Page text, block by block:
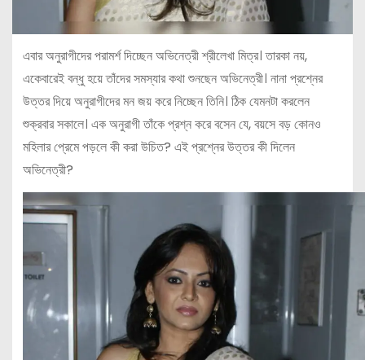
এবার অনুরাগীদের পরামর্শ দিচ্ছেন অভিনেত্রী শ্রীলেখা মিত্র। তারকা নয়,
একেবারেই বন্ধু হয়ে তাঁদের সমস্যার কথা শুনছেন অভিনেত্রী। নানা প্রশ্নের
উত্তর দিয়ে অনুরাগীদের মন জয় করে নিচ্ছেন তিনি। ঠিক যেমনটা করলেন
শুক্রবার সকালে। এক অনুরাগী তাঁকে প্রশ্ন করে বসেন যে, বয়সে বড় কোনও
মহিলার প্রেমে পড়লে কী করা উচিত? এই প্রশ্নের উত্তর কী দিলেন
অভিনেত্রী?